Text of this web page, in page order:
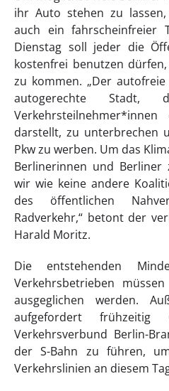
ihr Auto stehen zu
auch ein fahrscheinfreier
Dienstag soll jeder die
kostenfrei benutzen
zu kommen. „Der
autogerechte Stadt,
darstellt, zu unterbrechen
Pkw zu werben. Um das
Berlinerinnen und Berliner
wir wie keine andere
des öffentlichen
Radverkehr,“ betont der
Harald Moritz.
Die entstehenden
Verkehrsbetrieben
ausgeglichen werden.
aufgefordert
Verkehrsverbund Berlin-
der S-Bahn zu führen,
Verkehrslinien an diesem